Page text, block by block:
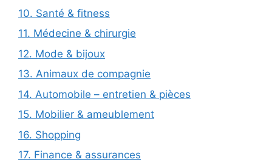
10. Santé & fitness
11. Médecine & chirurgie
12. Mode & bijoux
13. Animaux de compagnie
14. Automobile – entretien & pièces
15. Mobilier & ameublement
16. Shopping
17. Finance & assurances